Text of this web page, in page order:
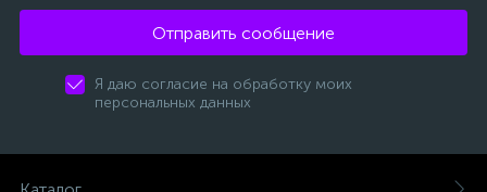
Отправить сообщение
Я даю согласие на обработку моих
персональных данных